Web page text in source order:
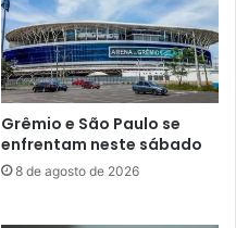
Grêmio e São Paulo se
enfrentam neste sábado
8 de agosto de 2026